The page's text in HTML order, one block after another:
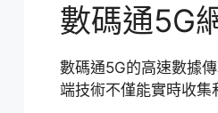
數碼通5G
數碼通5G的高速數據
端技術不僅能實時收集